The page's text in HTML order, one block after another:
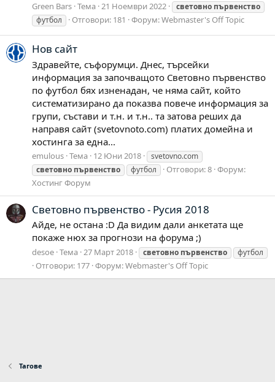
Green Bars Тема 21 Ноември 2022 световно първенство
футбол
Отговори: 181 Форум:Webmaster's Off Topic
Нов сайт
Здравейте, съфорумци. Днес, търсейки
информация за започващото Световно първенство
по футбол бях изненадан, че няма сайт, който
систематизирано да показва повече информация за
групи, състави и т.н. и т.н.. та затова реших да
направя сайт (svetovnoto.com) платих домейна и
хостинга за една...
emulous Тема 12 Юни 2018
svetovno.com
световно първенство футбол Отговори: 8 Форум:
Хостинг Форум
Световно първенство - Русия 2018
Айде, не остана :D Да видим дали анкетата ще
покаже нюх за прогнози на форума ;)
desoe Тема 27 Март 2018 световно първенство футбол
Отговори: 177 Форум:Webmaster's Off Topic
Тагове